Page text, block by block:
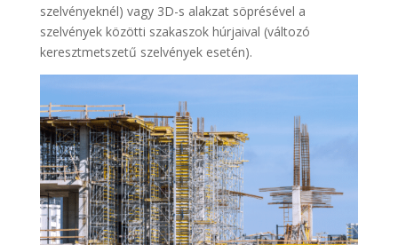
szelvényeknél) vagy 3D-s alakzat söprésével a
szelvények közötti szakaszok húrjaival (változó
keresztmetszetű szelvények esetén).